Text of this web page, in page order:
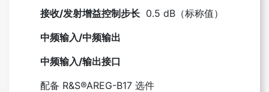
接收/发射增益控制步长 0.5 dB（标称值）
中频输入/中频输出
中频输入/输出接口
配备 R&S®AREG-B17 选件